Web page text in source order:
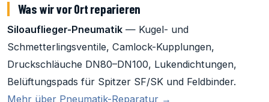
Was wir vor Ort reparieren
Siloauflieger-Pneumatik — Kugel- und
Schmetterlingsventile, Camlock-Kupplungen,
Druckschläuche DN80–DN100, Lukendichtungen,
Belüftungspads für Spitzer SF/SK und Feldbinder.
Mehr über Pneumatik-Reparatur →